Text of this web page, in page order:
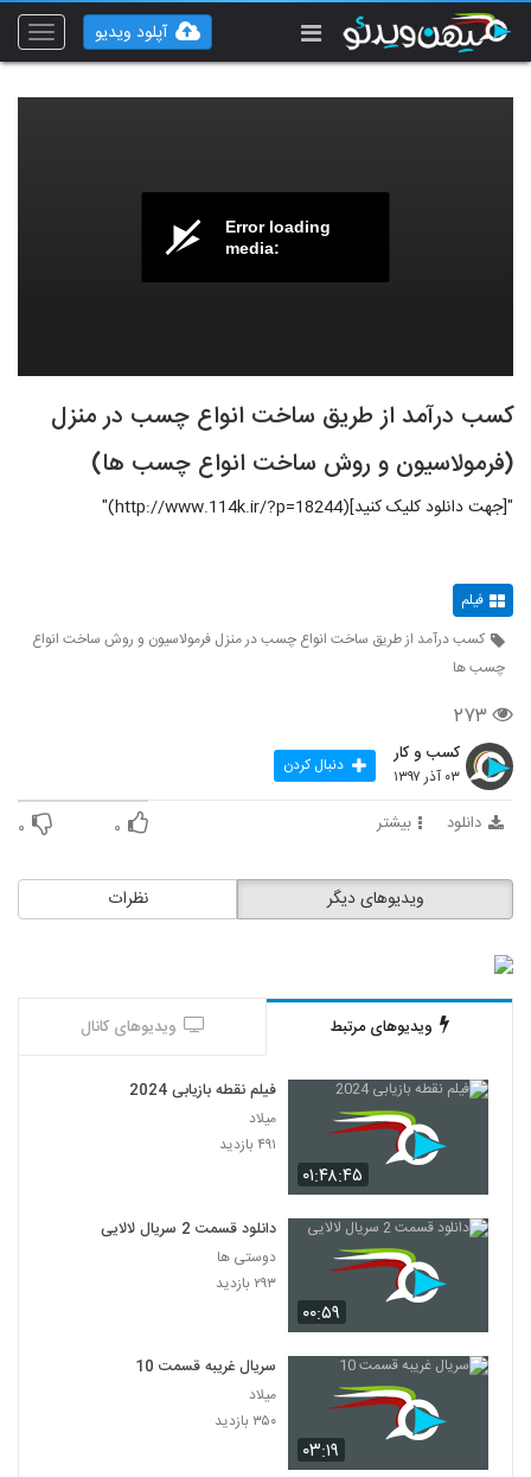
Toggle
آپلود ویدیو
Error loading
media:
کسب درآمد از طریق ساخت انواع چسب در منزل
(فرمولاسیون و روش ساخت انواع چسب ها)
"[جهت دانلود کلیک کنید](http://www.114k.ir/?p=18244)"
فیلم
کسب درآمد از طریق ساخت انواع چسب در منزل فرمولاسیون و روش ساخت انواع
چسب ها
۲۷۳
کسب و کار
۰۳ آذر ۱۳۹۷ دنبال کردن
دانلود بیشتر ۰ ۰
نظرات ویدیوهای دیگر
ویدیوهای مرتبط ویدیوهای کانال
۰۱:۴۸:۴۵
فیلم نقطه بازیابی 2024
میلاد
۴۹۱ بازدید
۰۰:۵۹
دانلود قسمت 2 سریال لالایی
دوستی ها
۲۹۳ بازدید
۰۳:۱۹
سریال غریبه قسمت 10
میلاد
۳۵۰ بازدید